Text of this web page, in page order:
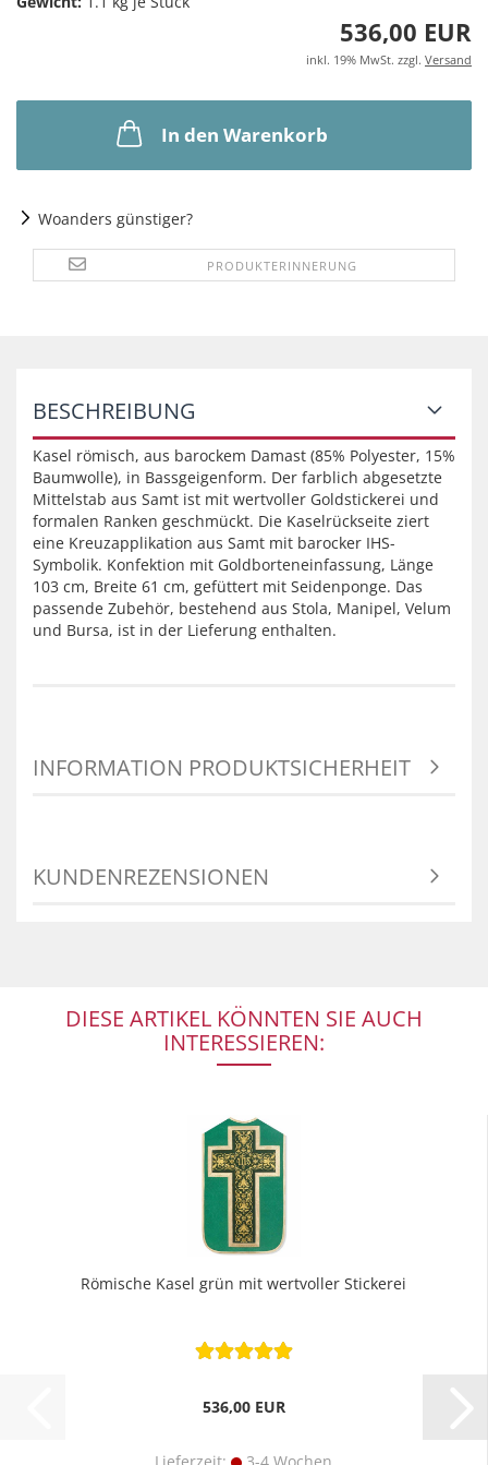
536,00 EUR
inkl. 19% MwSt. zzgl. Versand
In den Warenkorb
Woanders günstiger?
PRODUKTERINNERUNG
BESCHREIBUNG
Kasel römisch, aus barockem Damast (85% Polyester, 15%
Baumwolle), in Bassgeigenform. Der farblich abgesetzte
Mittelstab aus Samt ist mit wertvoller Goldstickerei und
formalen Ranken geschmückt. Die Kaselrückseite ziert
eine Kreuzapplikation aus Samt mit barocker IHS-
Symbolik. Konfektion mit Goldborteneinfassung, Länge
103 cm, Breite 61 cm, gefüttert mit Seidenponge. Das
passende Zubehör, bestehend aus Stola, Manipel, Velum
und Bursa, ist in der Lieferung enthalten.
INFORMATION PRODUKTSICHERHEIT
KUNDENREZENSIONEN
DIESE ARTIKEL KÖNNTEN SIE AUCH
INTERESSIEREN:
Römische Kasel grün mit wertvoller Stickerei
536,00 EUR